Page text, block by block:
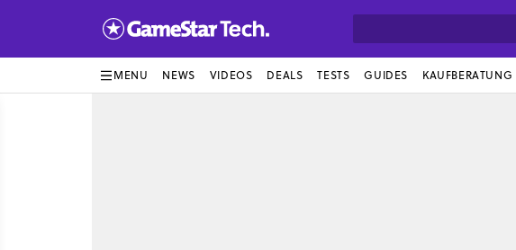
MENU NEWS VIDEOS DEALS TESTS GUIDES KAUFBERATUNG